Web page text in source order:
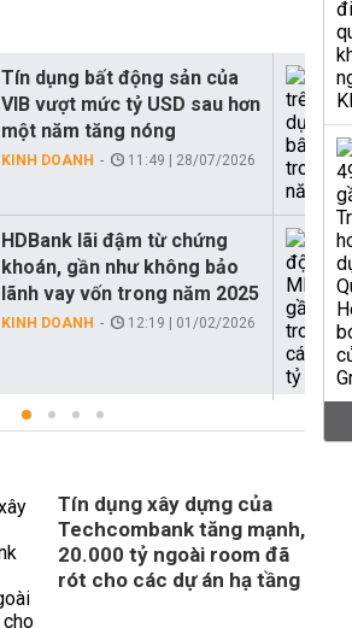
Tín dụng bất động sản của
VIB vượt mức tỷ USD sau hơn
một năm tăng nóng
KINH DOANH 11:49 | 28/07/2026
HDBank lãi đậm từ chứng
khoán, gần như không bảo
lãnh vay vốn trong năm 2025
KINH DOANH 12:19 | 01/02/2026
Tín dụng xây dựng của
Techcombank tăng mạnh,
20.000 tỷ ngoài room đã
rót cho các dự án hạ tầng